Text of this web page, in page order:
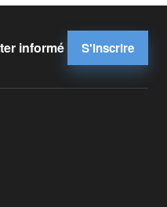
informé S'inscrire